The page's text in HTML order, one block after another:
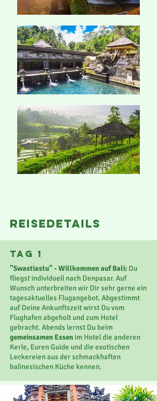
reisedetails
Tag 1
"Swastiastu" - Willkommen auf Bali: Du
fliegst individuell nach Denpasar. Auf
Wunsch unterbreiten wir Dir sehr gerne ein
tagesaktuelles Flugangebot. Abgestimmt
auf Deine Ankunftszeit wirst Du vom
Flughafen abgeholt und zum Hotel
gebracht. Abends lernst Du beim
gemeinsamen Essenim Hotel die anderen
Kerle, Euren Guide und die exotischen
Leckereien aus der schmackhaften
balinesischen Küche kennen.